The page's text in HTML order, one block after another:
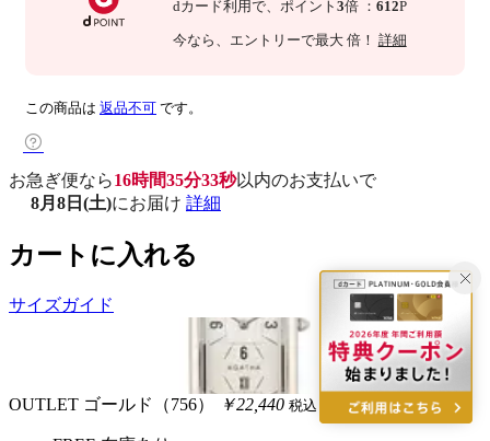
dカード利用で、 ポイント 3倍 ： 612P
今なら 、エントリーで最大 倍！ 詳細
この商品は 返品不可 です。
お急ぎ便なら16時間35分32秒以内のお支払いで
8月8日(土)にお届け 詳細
カートに入れる
サイズガイド
OUTLET ゴールド（756） ￥22,440 税込